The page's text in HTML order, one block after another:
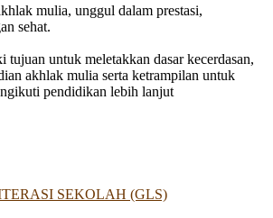
mulia, unggul dalam prestasi,
sehat.
tujuan untuk meletakkan dasar kecerdasan,
akhlak mulia serta ketrampilan untuk
pendidikan lebih lanjut
SEKOLAH (GLS)